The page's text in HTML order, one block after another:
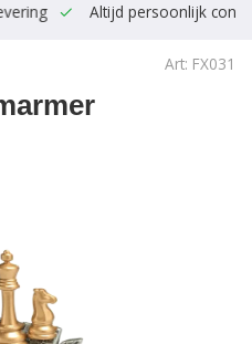
Altijd persoonlijk
Art: FX031